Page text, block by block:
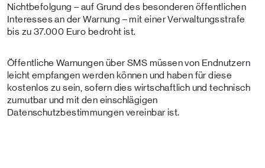
Nichtbefolgung – auf Grund des besonderen öffentlichen
Interesses an der Warnung – mit einer Verwaltungsstrafe
bis zu 37.000 Euro bedroht ist.
Öffentliche Warnungen über SMS müssen von Endnutzern
leicht empfangen werden können und haben für diese
kostenlos zu sein, sofern dies wirtschaftlich und technisch
zumutbar und mit den einschlägigen
Datenschutzbestimmungen vereinbar ist.